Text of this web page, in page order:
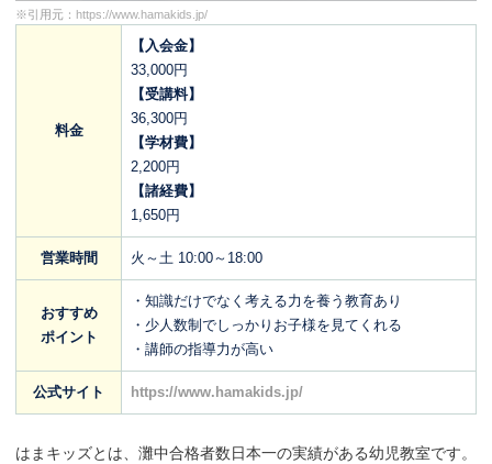
※引用元： https://www.hamakids.jp/
料金
【入会金】
33,000円
【受講料】
36,300円
【学材費】
2,200円
【諸経費】
1,650円
営業時間 火～土 10:00～18:00
おすすめ
ポイント
・知識だけでなく考える力を養う教育あり
・少人数制でしっかりお子様を見てくれる
・講師の指導力が高い
公式サイト https://www.hamakids.jp/
はまキッズとは、灘中合格者数⽇本⼀の実績がある幼児教室です。